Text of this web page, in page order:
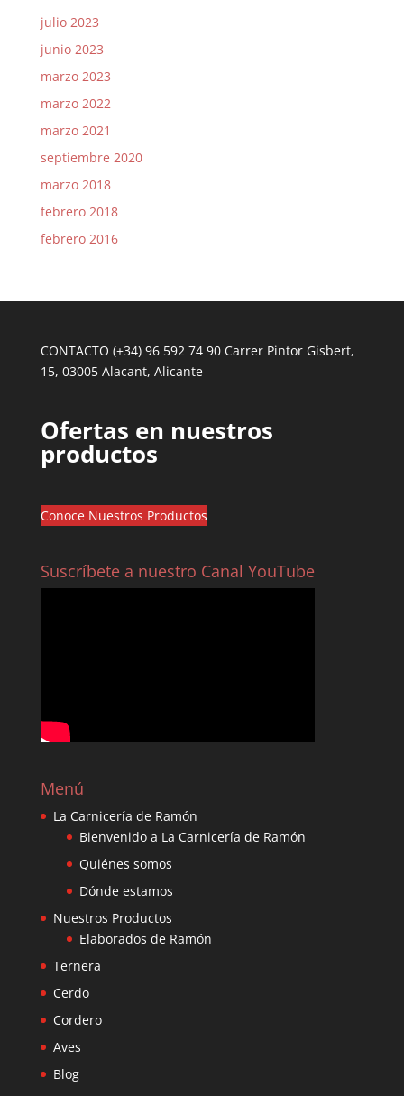
julio 2023
junio 2023
marzo 2023
marzo 2022
marzo 2021
septiembre 2020
marzo 2018
febrero 2018
febrero 2016
CONTACTO (+34) 96 592 74 90 Carrer Pintor Gisbert,
15, 03005 Alacant, Alicante
Ofertas en nuestros
productos
Conoce Nuestros Productos
Suscríbete a nuestro Canal YouTube
Menú
La Carnicería de Ramón
Bienvenido a La Carnicería de Ramón
Quiénes somos
Dónde estamos
Nuestros Productos
Elaborados de Ramón
Ternera
Cerdo
Cordero
Aves
Blog